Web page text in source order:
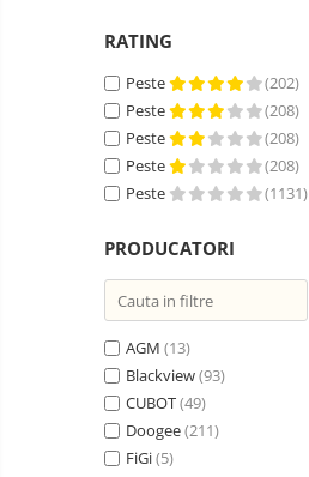
Tablete rezistente
Tablete pentru copii
Laptop-uri
Monitoare pc
Camere auto, home si sport
Oglinzi auto smart cu camera
Camere Supraveghere
Mini Video Camera
RATING
Peste
(202)
Peste
(208)
Peste
(208)
Peste
(208)
Peste
(1131)
PRODUCATORI
AGM (13)
Blackview(93)
CUBOT(49)
Doogee(211)
FiGi(5)